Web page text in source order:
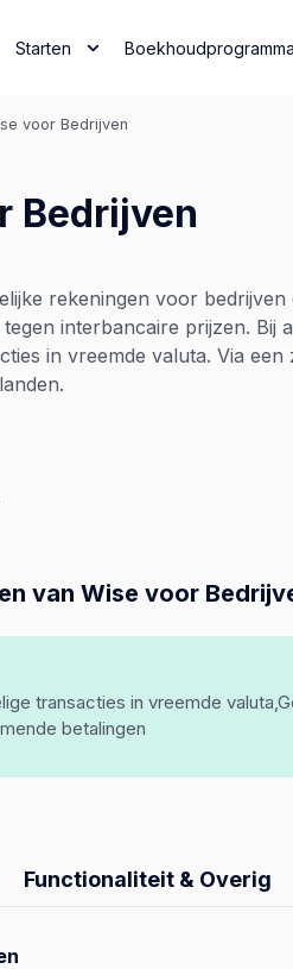
Starten Boekhoudprogramma
voor Bedrijven
Bedrijven
rekeningen voor
interbancaire prijzen. Bij
in vreemde valuta. Via
van Wise voor
transacties in vreemde
betalingen
Functionaliteit & Overig